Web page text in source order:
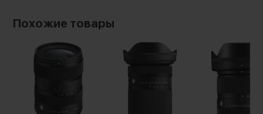
Вес без упаковки:
555 г
Особенности конструкции:
зубчатое кольцо
Артикул производителя:
MS55E-B
Вес с упаковкой:
1040 г
Похожие товары